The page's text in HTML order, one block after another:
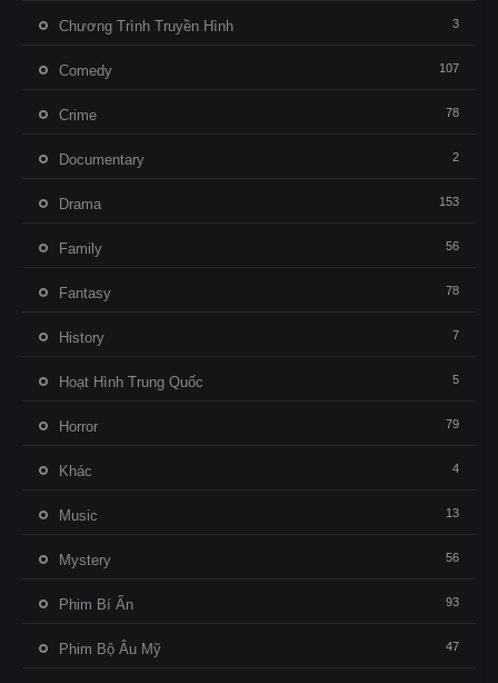
Chương Trình Truyền Hình 3
Comedy 107
Crime 78
Documentary 2
Drama 153
Family 56
Fantasy 78
History 7
Hoạt Hình Trung Quốc 5
Horror 79
Khác 4
Music 13
Mystery 56
Phim Bí Ẩn 93
Phim Bộ Âu Mỹ 47